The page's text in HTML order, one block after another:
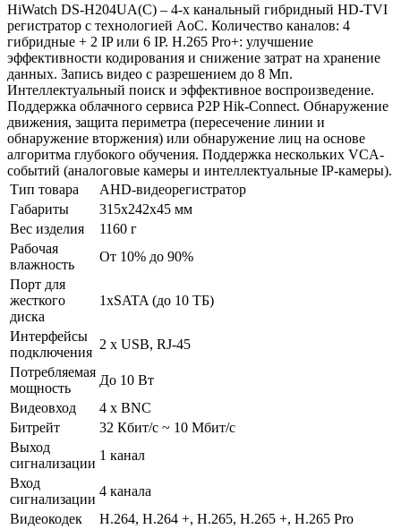
HiWatch DS-H204UA(C) – 4-x канальный гибридный HD-TVI
регистратор c технологией AoC. Количество каналов: 4
гибридные + 2 IP или 6 IP. H.265 Pro+: улучшение
эффективности кодирования и снижение затрат на хранение
данных. Запись видео с разрешением до 8 Мп.
Интеллектуальный поиск и эффективное воспроизведение.
Поддержка облачного сервиса P2P Hik-Connect. Обнаружение
движения, защита периметра (пересечение линии и
обнаружение вторжения) или обнаружение лиц на основе
алгоритма глубокого обучения. Поддержка нескольких VCA-
событий (аналоговые камеры и интеллектуальные IP-камеры).
Тип товара
AHD-видеорегистратор
Габариты
315x242x45 мм
Вес изделия
1160 г
Рабочая
влажность
От 10% до 90%
Порт для
жесткого
диска
1xSATA (до 10 ТБ)
Интерфейсы
подключения
2 x USB, RJ-45
Потребляемая
мощность
До 10 Вт
Видеовход
4 х BNC
Битрейт
32 Кбит/с ~ 10 Мбит/с
Выход
сигнализации
1 канал
Вход
сигнализации
4 канала
Видеокодек
H.264, H.264 +, H.265, H.265 +, H.265 Pro